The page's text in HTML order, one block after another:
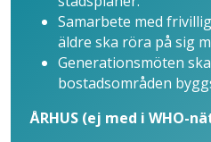
Samarbete med
äldre ska röra på sig
Generationsmöten
bostadsområden
ÅRHUS (ej med i WHO-